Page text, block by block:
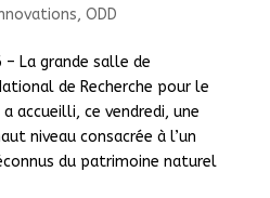
, ODD
– La grande salle de
de Recherche pour le
a accueilli, ce vendredi, une
niveau consacrée à l’un
du patrimoine naturel